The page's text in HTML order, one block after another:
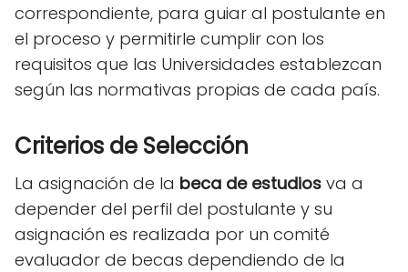
correspondiente, para guiar al postulante en
el proceso y permitirle cumplir con los
requisitos que las Universidades establezcan
según las normativas propias de cada país.
Criterios de Selección
La asignación de la beca de estudios va a
depender del perfil del postulante y su
asignación es realizada por un comité
evaluador de becas dependiendo de la